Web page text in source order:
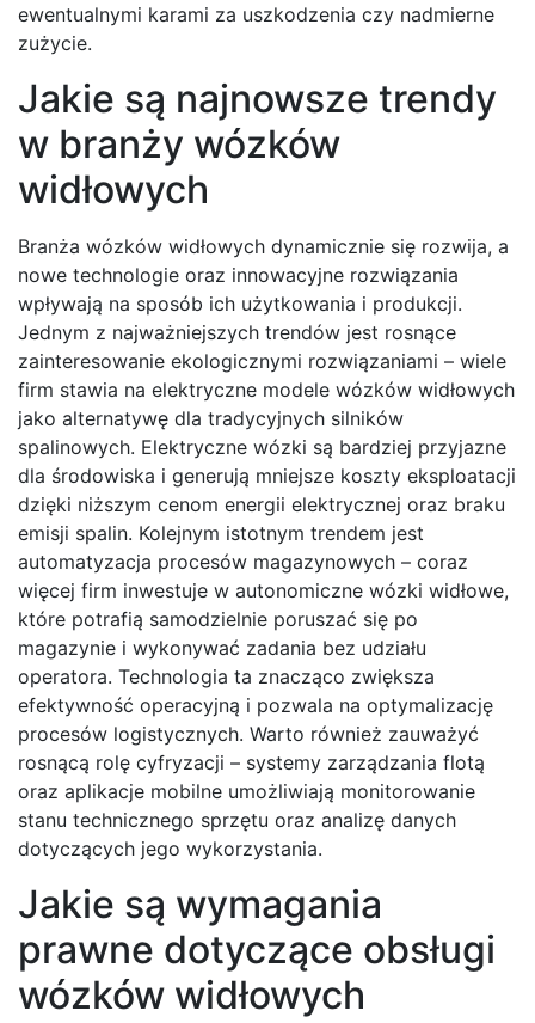
ewentualnymi karami za uszkodzenia czy nadmierne
zużycie.
Jakie są najnowsze trendy
w branży wózków
widłowych
Branża wózków widłowych dynamicznie się rozwija, a
nowe technologie oraz innowacyjne rozwiązania
wpływają na sposób ich użytkowania i produkcji.
Jednym z najważniejszych trendów jest rosnące
zainteresowanie ekologicznymi rozwiązaniami – wiele
firm stawia na elektryczne modele wózków widłowych
jako alternatywę dla tradycyjnych silników
spalinowych. Elektryczne wózki są bardziej przyjazne
dla środowiska i generują mniejsze koszty eksploatacji
dzięki niższym cenom energii elektrycznej oraz braku
emisji spalin. Kolejnym istotnym trendem jest
automatyzacja procesów magazynowych – coraz
więcej firm inwestuje w autonomiczne wózki widłowe,
które potrafią samodzielnie poruszać się po
magazynie i wykonywać zadania bez udziału
operatora. Technologia ta znacząco zwiększa
efektywność operacyjną i pozwala na optymalizację
procesów logistycznych. Warto również zauważyć
rosnącą rolę cyfryzacji – systemy zarządzania flotą
oraz aplikacje mobilne umożliwiają monitorowanie
stanu technicznego sprzętu oraz analizę danych
dotyczących jego wykorzystania.
Jakie są wymagania
prawne dotyczące obsługi
wózków widłowych